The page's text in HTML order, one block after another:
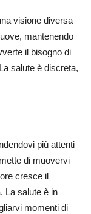
visione diversa
mantenendo
il bisogno di
salute è discreta,
più attenti
di muovervi
cresce il
La salute è in
momenti di